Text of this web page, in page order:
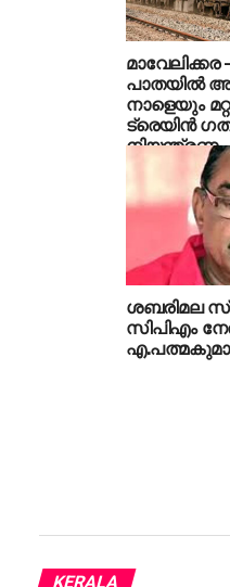
പാതയില്‍
നാളെയും
ട്രെയിന്‍
നിയന്ത്രണം
ശബരിമല
സിപിഎം
KERALA